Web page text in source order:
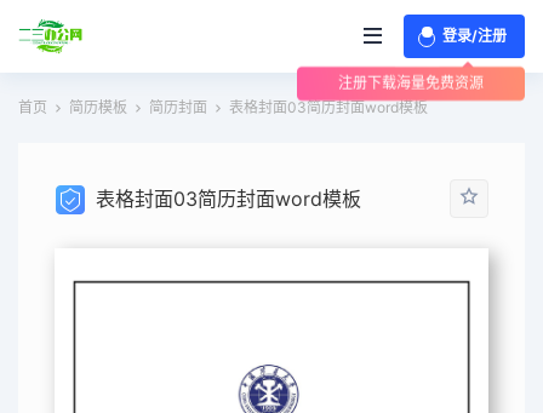
登录/注册
注册下载海量免费资源
首页
简历模板 简历封面 表格封面03简历封面word模板
表格封面03简历封面word模板